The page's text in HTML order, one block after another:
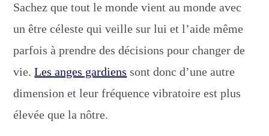
Sachez que tout le monde vient au monde avec
un être céleste qui veille sur lui et l’aide même
parfois à prendre des décisions pour changer de
vie.Les anges gardiens sont donc d’une autre
dimension et leur fréquence vibratoire est plus
élevée que la nôtre.